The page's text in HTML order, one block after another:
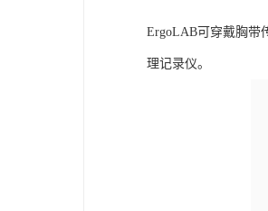
ErgoLAB可穿戴胸带
理记录仪。